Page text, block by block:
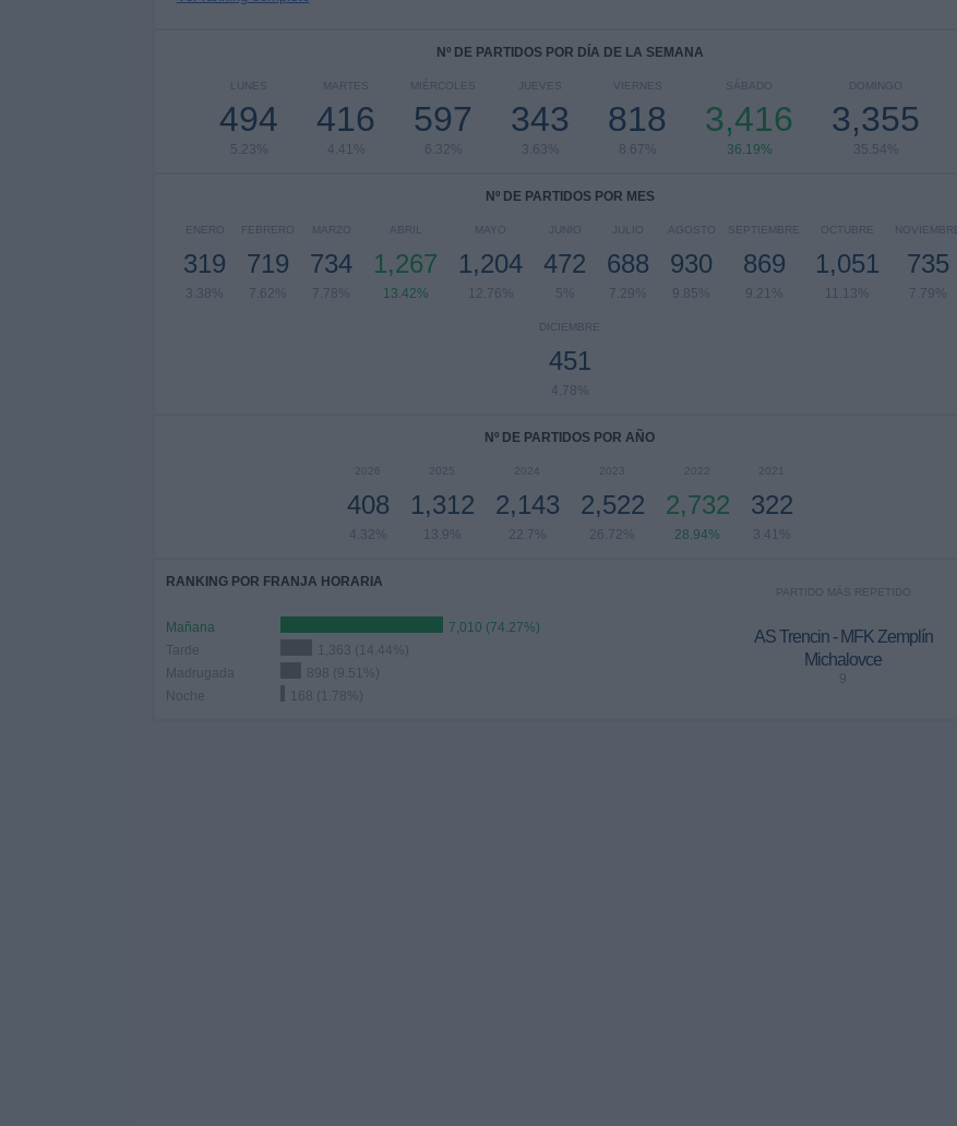
Nº DE PARTIDOS POR DÍA DE LA SEMANA
LUNES
494
5.23%
MARTES
416
4.41%
MIÉRCOLES
597
6.32%
JUEVES
343
3.63%
VIERNES
818
8.67%
SÁBADO
3,416
36.19%
DOMINGO
3,355
35.54%
Nº DE PARTIDOS POR MES
ENERO
319
3.38%
FEBRERO
719
7.62%
MARZO
734
7.78%
ABRIL
1,267
13.42%
MAYO
1,204
12.76%
JUNIO
472
5%
JULIO
688
7.29%
AGOSTO
930
9.85%
SEPTIEMBRE
869
9.21%
OCTUBRE
1,051
11.13%
NOVIEMBRE
735
7.79%
DICIEMBRE
451
4.78%
Nº DE PARTIDOS POR AÑO
2026
408
4.32%
2025
1,312
13.9%
2024
2,143
22.7%
2023
2,522
26.72%
2022
2,732
28.94%
2021
322
3.41%
RANKING POR FRANJA HORARIA
Mañana
7,010 (74.27%)
Tarde
1,363 (14.44%)
Madrugada
898 (9.51%)
Noche
168 (1.78%)
PARTIDO MÁS REPETIDO
AS Trencin - MFK Zemplín
Michalovce
9